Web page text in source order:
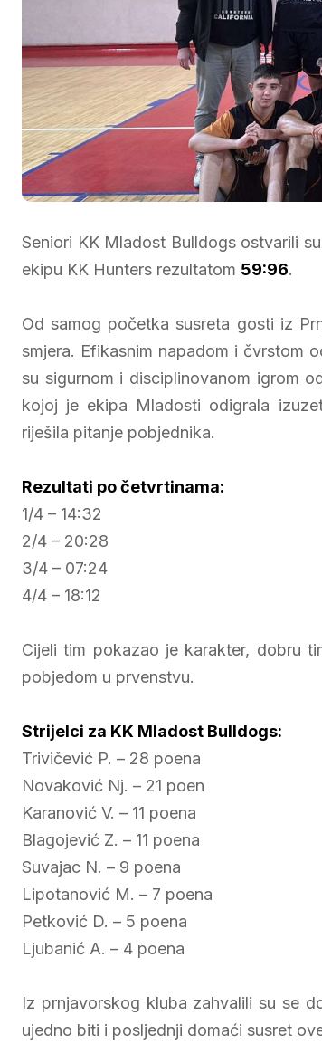
Seniori KK Mladost Bulldogs ostvarili
ekipu KK Hunters rezultatom 59:96.
Od samog početka susreta gosti iz
smjera. Efikasnim napadom i čvrstom
su sigurnom i disciplinovanom igrom
kojoj je ekipa Mladosti odigrala
riješila pitanje pobjednika.
Rezultati po četvrtinama:
1/4 – 14:32
2/4 – 20:28
3/4 – 07:24
4/4 – 18:12
Cijeli tim pokazao je karakter, dobru
pobjedom u prvenstvu.
Strijelci za KK Mladost Bulldogs:
Trivičević P. – 28 poena
Novaković Nj. – 21 poen
Karanović V. – 11 poena
Blagojević Z. – 11 poena
Suvajac N. – 9 poena
Lipotanović M. – 7 poena
Petković D. – 5 poena
Ljubanić A. – 4 poena
Iz prnjavorskog kluba zahvalili su se
ujedno biti i posljednji domaći susret